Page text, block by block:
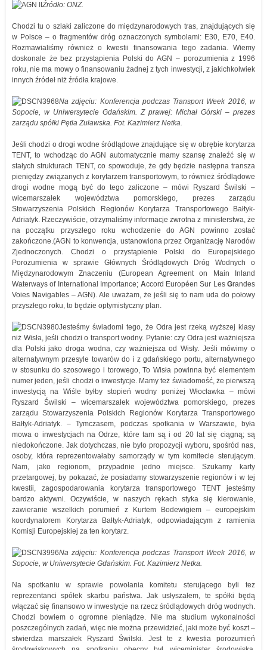
Źródło: ONZ.
Chodzi tu o szlaki zaliczone do międzynarodowych tras, znajdujących się
w Polsce – o fragmentów dróg oznaczonych symbolami: E30, E70, E40.
Rozmawialiśmy również o kwestii finansowania tego zadania. Wiemy
doskonale że bez przystąpienia Polski do AGN – porozumienia z 1996
roku, nie ma mowy o finansowaniu żadnej z tych inwestycji, z jakichkolwiek
innych źródeł niż źródła krajowe.
Na zdjęciu: Konferencja podczas Transport Week 2016, w
Sopocie, w Uniwersytecie Gdańskim. Z prawej: Michał Górski – prezes
zarządu spółki Pętla Żuławska. Fot. Kazimierz Netka.
Jeśli chodzi o drogi wodne śródlądowe znajdujące się w obrębie korytarza
TENT, to wchodząc do AGN automatycznie mamy szansę znaleźć się w
stałych strukturach TENT, co spowoduje, że gdy będzie następna transza
pieniędzy związanych z korytarzem transportowym, to również śródlądowe
drogi wodne mogą być do tego zaliczone – mówi Ryszard Świlski –
wicemarszałek województwa pomorskiego, prezes zarządu
Stowarzyszenia Polskich Regionów Korytarza Transportowego Bałtyk-
Adriatyk. Rzeczywiście, otrzymaliśmy informacje zwrotna z ministerstwa, że
na początku przyszłego roku wchodzenie do AGN powinno zostać
zakończone.(AGN to konwencja, ustanowiona przez Organizację Narodów
Zjednoczonych. Chodzi o przystąpienie Polski do Europejskiego
Porozumienia w sprawie Głównych Śródlądowych Dróg Wodnych o
Międzynarodowym Znaczeniu (European Agreement on Main Inland
Waterways of International Importance; Accord Européen Sur Les Grandes
Voies Navigables – AGN). Ale uważam, że jeśli się to nam uda do połowy
przyszłego roku, to będzie optymistyczny plan.
Jesteśmy świadomi tego, że Odra jest rzeką wyższej klasy
niż Wisła, jeśli chodzi o transport wodny. Pytanie: czy Odra jest ważniejsza
dla Polski jako droga wodna, czy ważniejsza od Wisły. Jeśli mówimy o
alternatywnym przesyle towarów do i z gdańskiego portu, alternatywnego
w stosunku do szosowego i torowego, To Wisła powinna być elementem
numer jeden, jeśli chodzi o inwestycje. Mamy też świadomość, że pierwszą
inwestycją na Wiśle byłby stopień wodny poniżej Włocławka – mówi
Ryszard Świlski – wicemarszałek województwa pomorskiego, prezes
zarządu Stowarzyszenia Polskich Regionów Korytarza Transportowego
Bałtyk-Adriatyk. – Tymczasem, podczas spotkania w Warszawie, była
mowa o inwestycjach na Odrze, które tam są i od 20 lat się ciągną; są
niedokończone. Jak dotychczas, nie było propozycji wyboru, spośród nas,
osoby, która reprezentowałaby samorządy w tym komitecie sterującym.
Nam, jako regionom, przypadnie jedno miejsce. Szukamy karty
przetargowej, by pokazać, że posiadamy stowarzyszenie regionów i w tej
kwestii, zagospodarowania korytarza transportowego TENT jesteśmy
bardzo aktywni. Oczywiście, w naszych rękach styka się kierowanie,
zawieranie wszelkich porumień z Kurtem Bodewigiem – europejskim
koordynatorem Korytarza Bałtyk-Adriatyk, odpowiadającym z ramienia
Komisji Europejskiej za ten korytarz.
Na zdjęciu: Konferencja podczas Transport Week 2016, w
Sopocie, w Uniwersytecie Gdańskim. Fot. Kazimierz Netka.
Na spotkaniu w sprawie powołania komitetu sterującego byli tez
reprezentanci spółek skarbu państwa. Jak usłyszałem, te spółki będą
włączać się finansowo w inwestycje na rzecz śródlądowych dróg wodnych.
Chodzi bowiem o ogromne pieniądze. Nie ma studium wykonalności
poszczególnych zadań, więc nie można przewidzieć, jaki może być koszt –
stwierdza marszałek Ryszard Świlski. Jest te z kwestia porozumień